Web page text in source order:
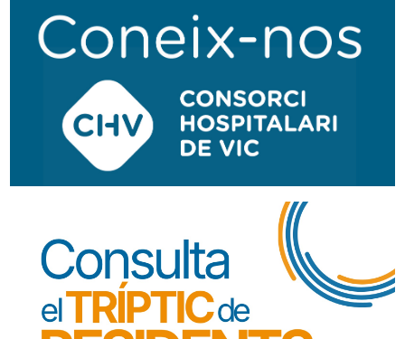
Navegació
secundària